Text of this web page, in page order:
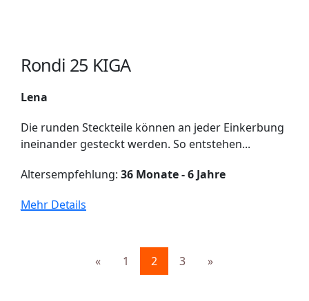
Rondi 25 KIGA
Lena
Die runden Steckteile können an jeder Einkerbung
ineinander gesteckt werden. So entstehen...
Altersempfehlung: 36 Monate - 6 Jahre
Mehr Details
« 1 2 3 »